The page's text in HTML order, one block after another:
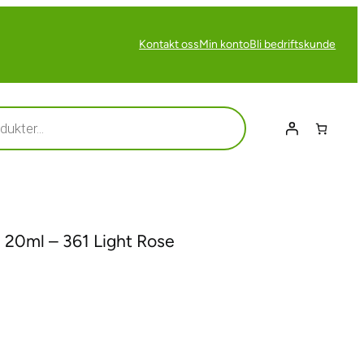
Kontakt ossMin kontoBli bedriftskunde
– 361 Light Rose